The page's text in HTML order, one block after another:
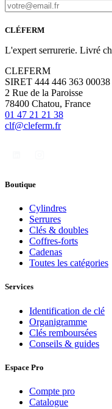
CLÉFERM
L'expert serrurerie. Livré
CLEFERM
SIRET 444 446 363 00038
2 Rue de la Paroisse
78400 Chatou, France
01 47 21 21 38
clf@cleferm.fr
Boutique
Cylindres
Serrures
Clés & doubles
Coffres-forts
Cadenas
Toutes les catégories
Services
Identification de clé
Organigramme
Clés remboursées
Conseils & guides
Espace Pro
Compte pro
Catalogue